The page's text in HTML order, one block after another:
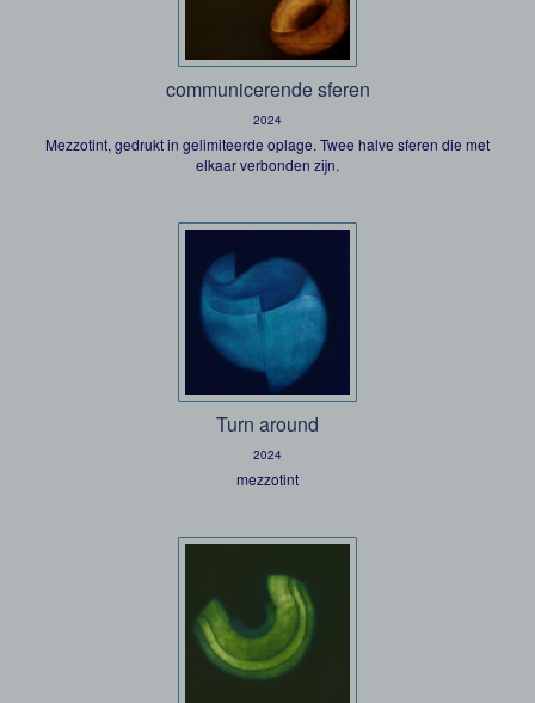
communicerende sferen
2024
Mezzotint, gedrukt in gelimiteerde oplage. Twee halve sferen die met
elkaar verbonden zijn.
Turn around
2024
mezzotint